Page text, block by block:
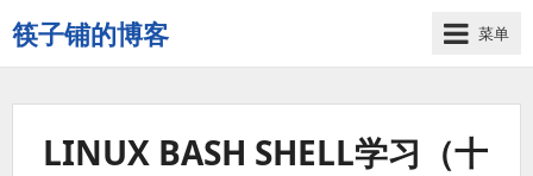
筷子铺的博客
记
录
菜单
LINUX BASH SHELL学习（十